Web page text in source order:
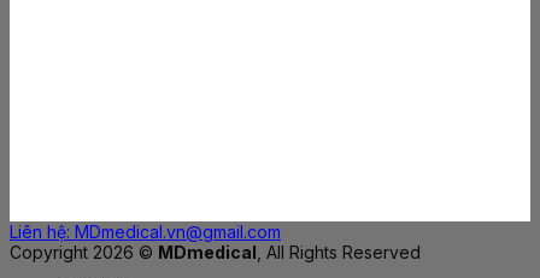
Liên hệ: MDmedical.vn@gmail.com
Copyright 2026 © MDmedical , All Rights Reserved